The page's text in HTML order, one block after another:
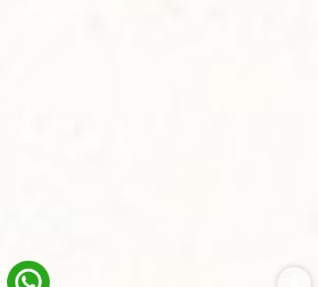
פתח סרגל נגישות